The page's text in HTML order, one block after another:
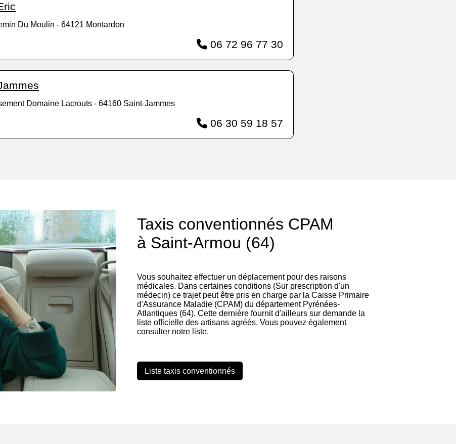
Du Moulin - 64121 Montardon
06 72 96 77 30
Domaine Lacrouts - 64160 Saint-Jammes
06 30 59 18 57
Taxis conventionnés CPAM
à Saint-Armou (64)
Vous souhaitez effectuer un déplacement pour des raisons
médicales. Dans certaines conditions (Sur prescription d'un
médecin) ce trajet peut être pris en charge par la Caisse Primaire
d'Assurance Maladie (CPAM) du département Pyrénées-
Atlantiques (64). Cette dernière fournit d'ailleurs sur demande la
liste officielle des artisans agréés. Vous pouvez également
consulter notre liste.
Liste taxis conventionnés